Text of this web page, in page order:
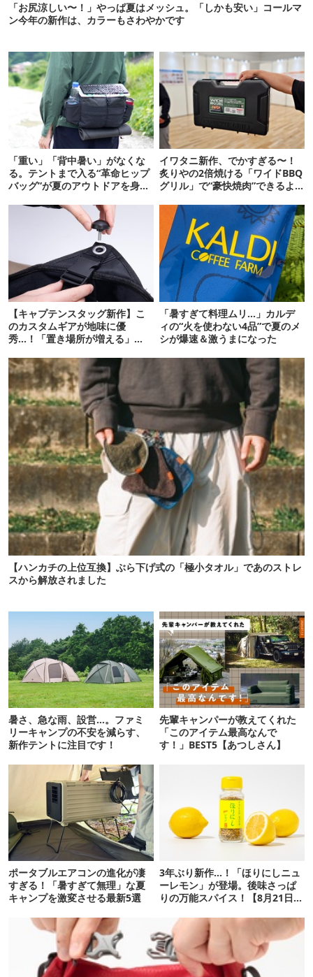
「お尻涼しい〜！」やっぱ夏はメッシュ。「しかも安い」コールマ
ン今年の新作は、カラーもさわやかです
「重い」「背中暑い」がなくな
る。テントまで入る“革命ヒップ
バッグ”が夏のアウトドアを身軽
イワタニ新作、でかすぎる〜！
炙りやの2倍焼ける「ワイドBBQ
グリル」で“豪快焼肉”できるよ
【キャプテンスタッグ新作】こ
のカスタムギアが地味に優
秀…！「置き場所が増える」
「暑すぎて料理ムリ…」カルデ
ィの“火を使わない4品”で夏のメ
シが爆速＆激うまになった
【ハンカチの上位互換】ぶら下げ式の「極小タオル」であのストレ
スから解放されました
暑さ、急な雨、設営…。ファミ
リーキャンプの不安を減らす、
新作テントに注目です！
先輩キャンパーが教えてくれた
「このアイテム最高なんで
す！」BEST5【あつしさん】
ポータブルエアコンの進化が凄
すぎる！「暑すぎて無理」な夏
キャンプを激変させる最新5選
3年ぶり新作…！「ほりにしニュ
ーレモン」が登場。後味さっぱ
りの万能スパイス！【8月21日発